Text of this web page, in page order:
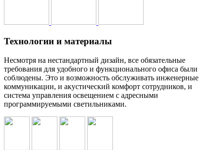
Технологии и материалы
Несмотря на нестандартный дизайн, все обязательные
требования для удобного и функционального офиса были
соблюдены. Это и возможность обслуживать инженерные
коммуникации, и акустический комфорт сотрудников, и
система управления освещением с адресными
программируемыми светильниками.